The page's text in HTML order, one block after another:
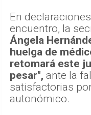
En
encuentro, la
Ángela
huelga de
retomará este
pesar", ante la
satisfactorias
autonómico.